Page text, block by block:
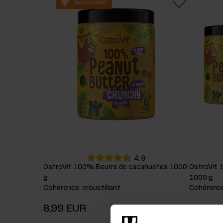
Santé
Suppléments pour végétaliens
Bestseller
4.9
OstroVit 100% Beurre de cacahuètes 1000
g
Cohérence: croustillant
8,99 EUR
OstroVit
1000 g